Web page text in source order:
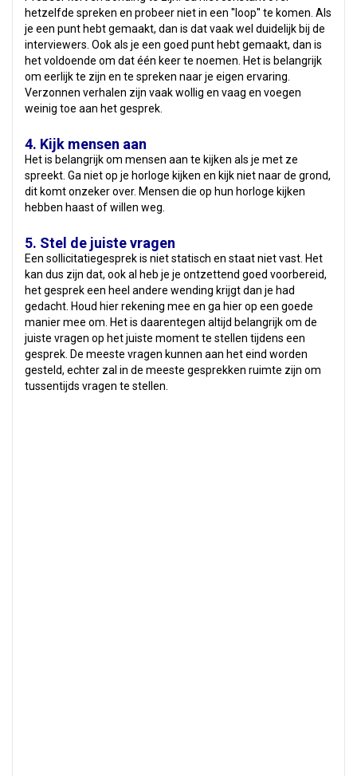
hetzelfde spreken en probeer niet in een ''loop'' te komen. Als
je een punt hebt gemaakt, dan is dat vaak wel duidelijk bij de
interviewers. Ook als je een goed punt hebt gemaakt, dan is
het voldoende om dat één keer te noemen. Het is belangrijk
om eerlijk te zijn en te spreken naar je eigen ervaring.
Verzonnen verhalen zijn vaak wollig en vaag en voegen
weinig toe aan het gesprek.
4. Kijk mensen aan
Het is belangrijk om mensen aan te kijken als je met ze
spreekt. Ga niet op je horloge kijken en kijk niet naar de grond,
dit komt onzeker over. Mensen die op hun horloge kijken
hebben haast of willen weg.
5. Stel de juiste vragen
Een sollicitatiegesprek is niet statisch en staat niet vast. Het
kan dus zijn dat, ook al heb je je ontzettend goed voorbereid,
het gesprek een heel andere wending krijgt dan je had
gedacht. Houd hier rekening mee en ga hier op een goede
manier mee om. Het is daarentegen altijd belangrijk om de
juiste vragen op het juiste moment te stellen tijdens een
gesprek. De meeste vragen kunnen aan het eind worden
gesteld, echter zal in de meeste gesprekken ruimte zijn om
tussentijds vragen te stellen.